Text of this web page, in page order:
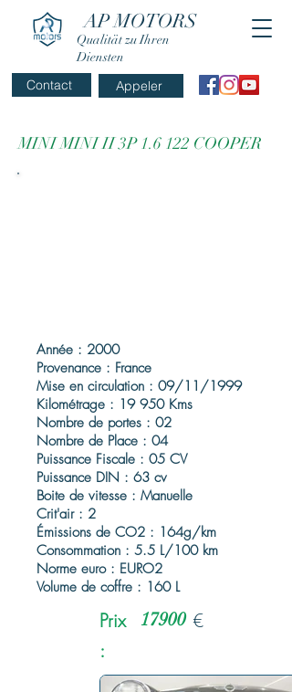
AP MOTORS
Qualität zu Ihren
Diensten
Appeler
Contact
MINI MINI II 3P 1.6 122 COOPER
Année : 2000
Provenance : France
Mise en circulation : 09/11/1999
Kilométrage : 19 950 Kms
Nombre de portes : 02
Nombre de Place : 04
Puissance Fiscale : 05 CV
Puissance DIN : 63 cv
Boite de vitesse : Manuelle
Crit'air : 2
Émissions de CO2 : 164g/km
Consommation : 5.5 L/100 km
Norme euro : EURO2
Volume de coffre : 160 L
Prix
:
17900 €